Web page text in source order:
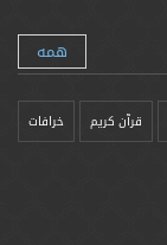
همه
قرآن کریم خرافات